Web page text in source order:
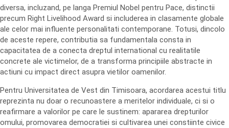
diversa, incluzand, pe langa Premiul Nobel pentru Pace, distinctii
precum Right Livelihood Award si includerea in clasamente globale
ale celor mai influente personalitati contemporane. Totusi, dincolo
de aceste repere, contributia sa fundamentala consta in
capacitatea de a conecta dreptul international cu realitatile
concrete ale victimelor, de a transforma principiile abstracte in
actiuni cu impact direct asupra vietilor oamenilor.
Pentru Universitatea de Vest din Timisoara, acordarea acestui titlu
reprezinta nu doar o recunoastere a meritelor individuale, ci si o
reafirmare a valorilor pe care le sustinem: apararea drepturilor
omului, promovarea democratiei si cultivarea unei constiinte civice